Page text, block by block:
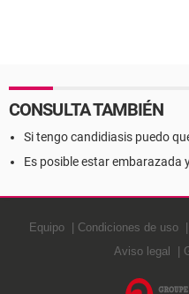
CONSULTA TAMBIÉN
Si tengo candidiasis puedo
Es posible estar embarazada
Equipo Condiciones de uso
Aviso legal